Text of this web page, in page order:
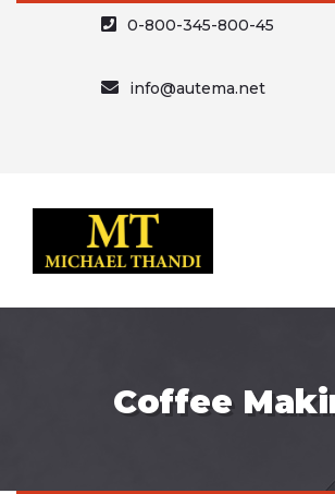
0-800-345-800-45
info@autema.net
Coffee